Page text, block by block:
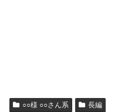
○○様 ○○さん系 長編